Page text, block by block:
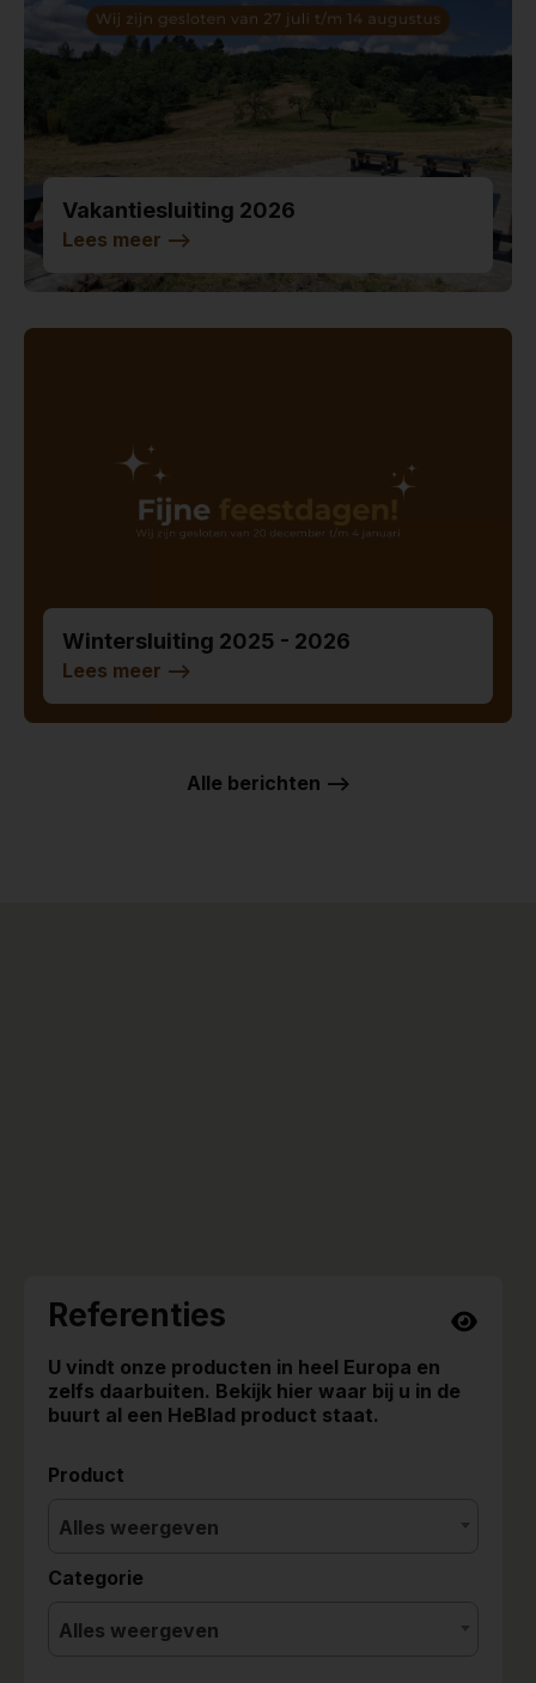
Vakantiesluiting 2026
Lees meer -->
Wintersluiting 2025 - 2026
Lees meer -->
Alle berichten -->
Referenties
U vindt onze producten in heel Europa en
zelfs daarbuiten. Bekijk hier waar bij u in de
buurt al een HeBlad product staat.
Product
Alles weergeven
Categorie
Alles weergeven